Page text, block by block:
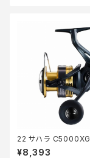
22 サハラ C5000XG
¥8,393